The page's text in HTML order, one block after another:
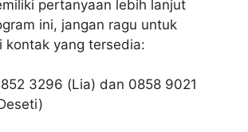
pertanyaan lebih lanjut
ini, jangan ragu untuk
kontak yang tersedia:
3296 (Lia) dan 0858 9021